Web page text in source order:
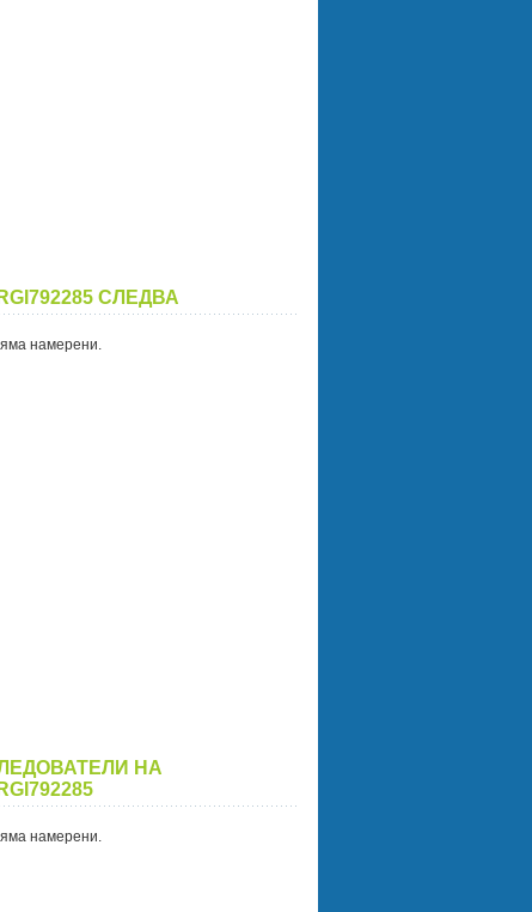
СЛЕДВА
намерени.
НА
намерени.